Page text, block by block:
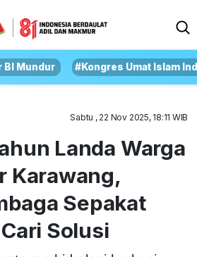
BI Mundur #Kongres Umat Islam
Sabtu , 22 Nov 2025, 18:11 WIB
Landa Warga
Karawang,
Sepakat
Solusi